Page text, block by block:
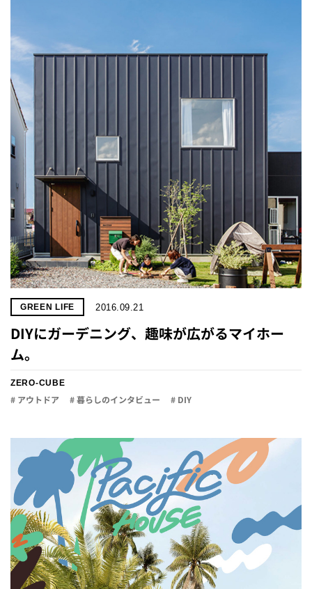
GREEN LIFE 2016.09.21
DIYにガーデニング、趣味が広がるマイホー
ム。
ZERO-CUBE
# アウトドア # 暮らしのインタビュー # DIY